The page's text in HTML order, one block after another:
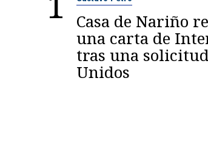
Casa de Nariño
una carta de
tras una
Unidos